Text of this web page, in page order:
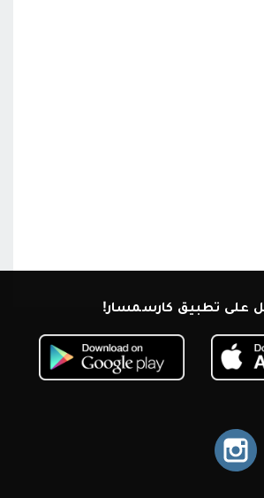
على تطبيق كارسمسار!